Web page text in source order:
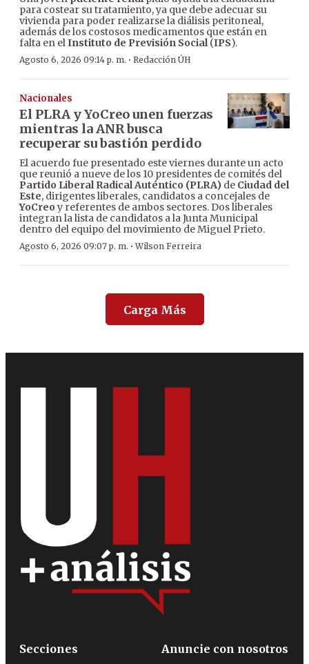
para costear su tratamiento, ya que debe adecuar su
vivienda para poder realizarse la diálisis peritoneal,
además de los costosos medicamentos que están en
falta en elInstituto de Previsión Social(IPS).
Agosto 6, 2026 09:14 p. m. · Redacción ÚH
Nacionales
El PLRA y YoCreo unen fuerzas
mientras la ANR busca
recuperar su bastión perdido
El acuerdo fue presentado este viernes durante un acto
que reunió a nueve de los 10 presidentes de comités del
Partido Liberal Radical Auténtico (PLRA) de Ciudad del
Este, dirigentes liberales, candidatos a concejales de
YoCreo y referentes de ambos sectores. Dos liberales
integran la lista de candidatos a la Junta Municipal
dentro del equipo del movimiento de Miguel Prieto.
Agosto 6, 2026 09:07 p. m. ·Wilson Ferreira
Carga Más
Secciones
Anuncie con nosotros